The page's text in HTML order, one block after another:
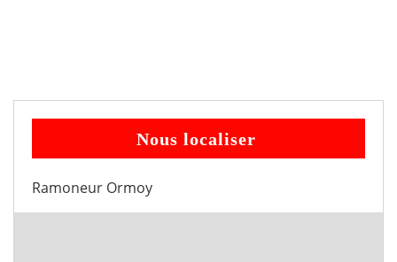
Nous localiser
Ramoneur Ormoy